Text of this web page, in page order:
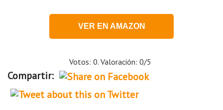
VER EN AMAZON
Votos: 0. Valoración: 0/5
Compartir: